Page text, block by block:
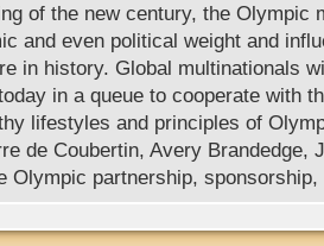
of the new century, the Olympic
and even political weight and
in history. Global multinationals
in a queue to cooperate with
lifestyles and principles of
de Coubertin, Avery Brandedge,
Olympic partnership,